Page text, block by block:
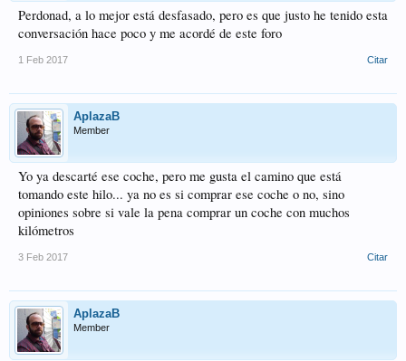
Perdonad, a lo mejor está desfasado, pero es que justo he tenido esta
conversación hace poco y me acordé de este foro
1 Feb 2017 Citar
AplazaB
Member
Yo ya descarté ese coche, pero me gusta el camino que está
tomando este hilo... ya no es si comprar ese coche o no, sino
opiniones sobre si vale la pena comprar un coche con muchos
kilómetros
3 Feb 2017 Citar
AplazaB
Member